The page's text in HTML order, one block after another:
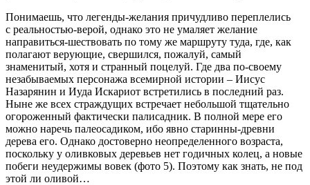
Понимаешь, что легенды-желания причудливо переплелись
с реальностью-верой, однако это не умаляет желание
направиться-шествовать по тому же маршруту туда, где, как
полагают верующие, свершился, пожалуй, самый
знаменитый, хотя и странный поцелуй. Где два по-своему
незабываемых персонажа всемирной истории – Иисус
Назарянин и Иуда Искариот встретились в последний раз.
Ныне же всех страждущих встречает небольшой тщательно
огороженный фактически палисадник. В полной мере его
можно наречь палеосадиком, ибо явно старинны-древни
дерева его. Однако достоверно неопределенного возраста,
поскольку у оливковых деревьев нет годичных колец, а новые
побеги неудержимы вовек (фото 5). Поэтому как знать, не под
этой ли оливой…